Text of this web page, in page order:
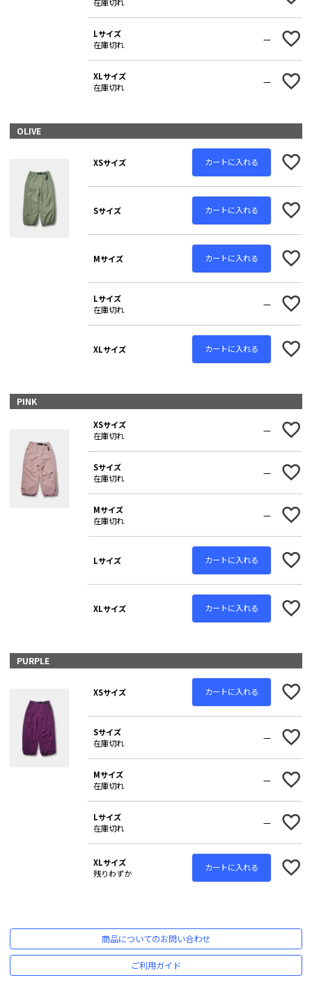
Lサイズ
在庫切れ
—
XLサイズ
在庫切れ
—
OLIVE
XSサイズ カートに入れる
Sサイズ カートに入れる
Mサイズ カートに入れる
Lサイズ
在庫切れ
—
XLサイズ カートに入れる
PINK
XSサイズ
在庫切れ
—
Sサイズ
在庫切れ
—
Mサイズ
在庫切れ
—
Lサイズ カートに入れる
XLサイズ カートに入れる
PURPLE
XSサイズ カートに入れる
Sサイズ
在庫切れ
—
Mサイズ
在庫切れ
—
Lサイズ
在庫切れ
—
XLサイズ
残りわずか
カートに入れる
商品についてのお問い合わせ
ご利用ガイド